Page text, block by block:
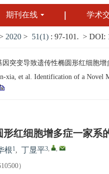
期刊在线 学术
2020 > 51(1) : 97-101. > DOI:
因突变导致遗传性椭圆形红细胞
xia, et al. Identification of a Novel
红细胞增多症一家系
根1, 丁显平3, ,
）